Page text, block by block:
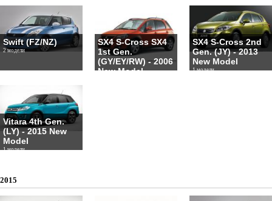
Swift (FZ/NZ)
2 модели
SX4 S-Cross SX4
1st Gen.
(GY/EY/RW) - 2006
New Model
SX4 S-Cross 2nd
Gen. (JY) - 2013
New Model
1 модели
Vitara 4th Gen.
(LY) - 2015 New
Model
1 модели
2015